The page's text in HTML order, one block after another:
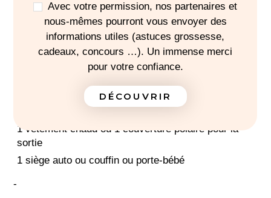
Avec votre permission, nos partenaires et
nous-mêmes pourront vous envoyer des
informations utiles (astuces grossesse,
cadeaux, concours …). Un immense merci
pour votre confiance.
DÉCOUVRIR
capes de bain
brossecheveux nourrisson
Changes complets
Carré coton
Liniment oléocalcaire
1 thermomètre bébé
1 vêtement chaud ou 1 couverture polaire pour la
sortie
1 siège auto ou couffin ou porte-bébé
-